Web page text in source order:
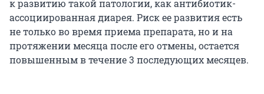
к развитию такой патологии, как антибиотик-
ассоциированная диарея. Риск ее развития есть
не только во время приема препарата, но и на
протяжении месяца после его отмены, остается
повышенным в течение 3 последующих месяцев.